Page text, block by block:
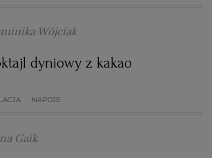
Wójciak
dyniowy z kakao
NAPOJE
Gaik